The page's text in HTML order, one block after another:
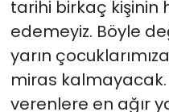
tarihi birkaç kişinin
edemeyiz. Böyle
yarın
miras
verenlere en ağır